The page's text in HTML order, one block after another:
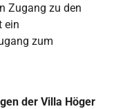
Zugang zu den
ein
zum
der Villa Höger